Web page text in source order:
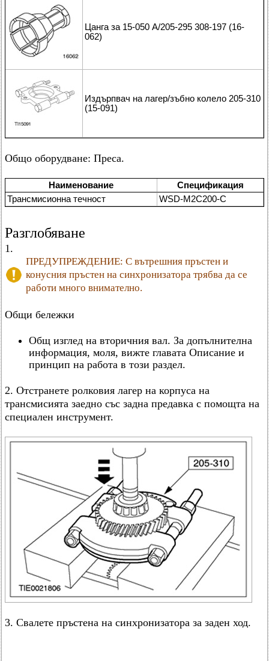
Цанга за 15-050 A/205-295 308-197 (16-
062)
Издърпвач на лагер/зъбно колело 205-310
(15-091)
Общо оборудване: Преса.
Наименование
Спецификация
Трансмисионна течност
WSD-M2C200-C
Разглобяване
1.
ПРЕДУПРЕЖДЕНИЕ: С вътрешния пръстен и
конусния пръстен на синхронизатора трябва да се
работи много внимателно.
Общи бележки
Общ изглед на вторичния вал. За допълнителна
информация, моля, вижте главата Описание и
принцип на работа в този раздел.
2. Отстранете ролковия лагер на корпуса на
трансмисията заедно със задна предавка с помощта на
специален инструмент.
3. Свалете пръстена на синхронизатора за заден ход.